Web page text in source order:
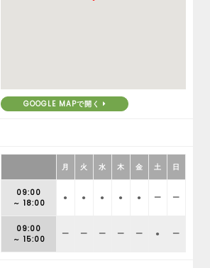
GOOGLE MAPで開く
月 火 水 木 金 土 日
09:00
～ 18:00
● ● ● ● ● ー ー
09:00
～ 15:00
ー ー ー ー ー ● ー